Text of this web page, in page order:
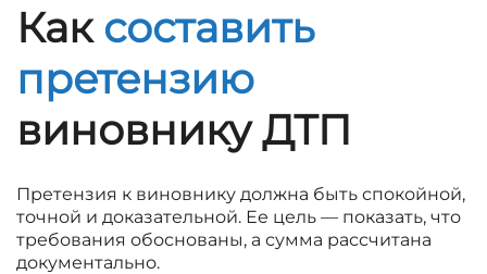
Как составить
претензию
виновнику ДТП
Претензия к виновнику должна быть спокойной,
точной и доказательной. Ее цель — показать, что
требования обоснованы, а сумма рассчитана
документально.